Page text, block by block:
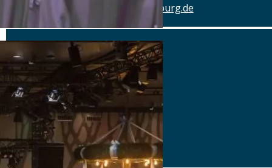
www.hotel-schlachthof-regensburg.de
Alter Wirt
Marktplatz 1, 82031 Grünwald
Tel.: Tel.: 089-6419340
Details
www.alterwirt.de